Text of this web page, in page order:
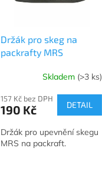
Držák pro skeg na
packrafty MRS
Skladem (>3 ks)
157 Kč bez DPH
190 Kč DETAIL
Držák pro upevnění skegu
MRS na packraft.